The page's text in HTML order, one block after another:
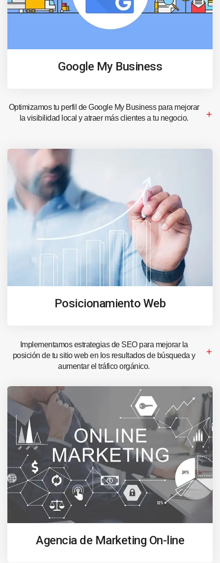
Google My Business
Optimizamos tu perfil de Google My Business para mejorar
la visibilidad local y atraer más clientes a tu negocio.
Posicionamiento Web
Implementamos estrategias de SEO para mejorar la
posición de tu sitio web en los resultados de búsqueda y
aumentar el tráfico orgánico.
Agencia de Marketing On-line